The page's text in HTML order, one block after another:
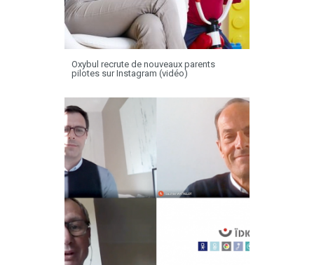
Oxybul recrute de nouveaux parents
pilotes sur Instagram (vidéo)